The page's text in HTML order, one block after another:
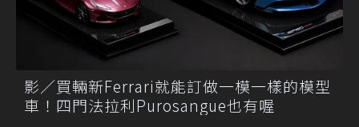
影／買輛新Ferrari就能訂做一模一樣的模型
車！四門法拉利Purosangue也有喔